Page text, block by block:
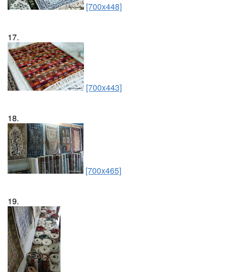
[700x448]
17.
[700x443]
18.
[700x465]
19.